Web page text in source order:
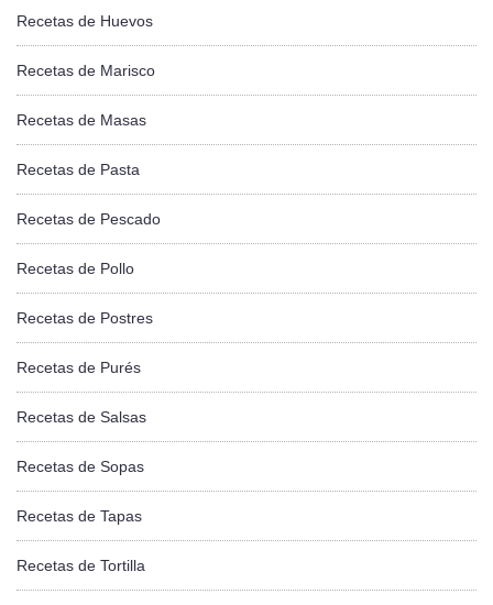
Recetas de Huevos
Recetas de Marisco
Recetas de Masas
Recetas de Pasta
Recetas de Pescado
Recetas de Pollo
Recetas de Postres
Recetas de Purés
Recetas de Salsas
Recetas de Sopas
Recetas de Tapas
Recetas de Tortilla